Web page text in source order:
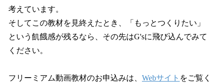
考えています。
そしてこの教材を見終えたとき、「もっとつくりたい」
という飢餓感が残るなら、その先はG'sに飛び込んでみて
ください。
フリーミアム動画教材のお申込みは、 Webサイト をご覧く